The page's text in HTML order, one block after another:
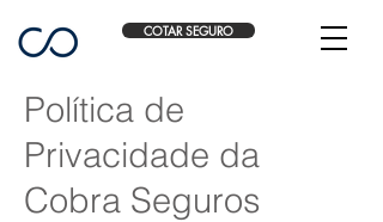
COTAR SEGURO
Política de
Privacidade da
Cobra Seguros